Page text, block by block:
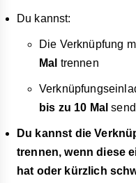
Du kannst:
Die Verknüpfung
Mal trennen
bis zu 10 Mal
Du kannst die
trennen, wenn diese
hat oder kürzlich